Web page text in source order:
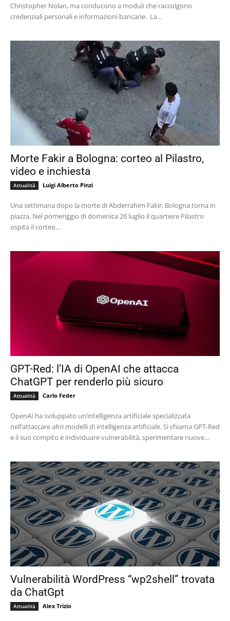
Christopher Nolan, ma conducono a moduli che raccolgono
credenziali personali e informazioni bancarie. La...
Morte Fakir a Bologna: corteo al Pilastro,
video e inchiesta
Attualità Luigi Alberto Pinzi
Una settimana dopo la morte di Abderrahim Fakir, Bologna torna in
piazza. Nel pomeriggio di domenica 26 luglio il quartiere Pilastro
ospita il corteo...
GPT-Red: l’IA di OpenAI che attacca
ChatGPT per renderlo più sicuro
Attualità Carlo Feder
OpenAI ha sviluppato un’intelligenza artificiale specializzata
nell’attaccare altri modelli di intelligenza artificiale. Si chiama GPT-Red
e il suo compito è individuare vulnerabilità, sperimentare nuove...
Vulnerabilità WordPress “wp2shell” trovata
da ChatGpt
Attualità Alex Trizio